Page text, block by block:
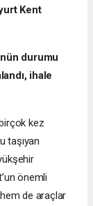
Kent
durumu
ihale
kez
taşıyan
önemli
de araçlar